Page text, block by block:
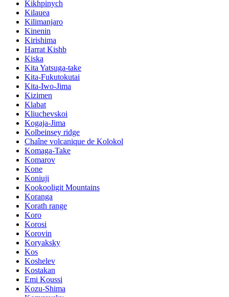
Kikhpinych
Kilauea
Kilimanjaro
Kinenin
Kirishima
Harrat Kishb
Kiska
Kita Yatsuga-take
Kita-Fukutokutai
Kita-Iwo-Jima
Kizimen
Klabat
Kliuchevskoi
Kogaja-Jima
Kolbeinsey ridge
Chaîne volcanique de Kolokol
Komaga-Take
Komarov
Kone
Koniuji
Kookooligit Mountains
Koranga
Korath range
Koro
Korosi
Korovin
Koryaksky
Kos
Koshelev
Kostakan
Emi Koussi
Kozu-Shima